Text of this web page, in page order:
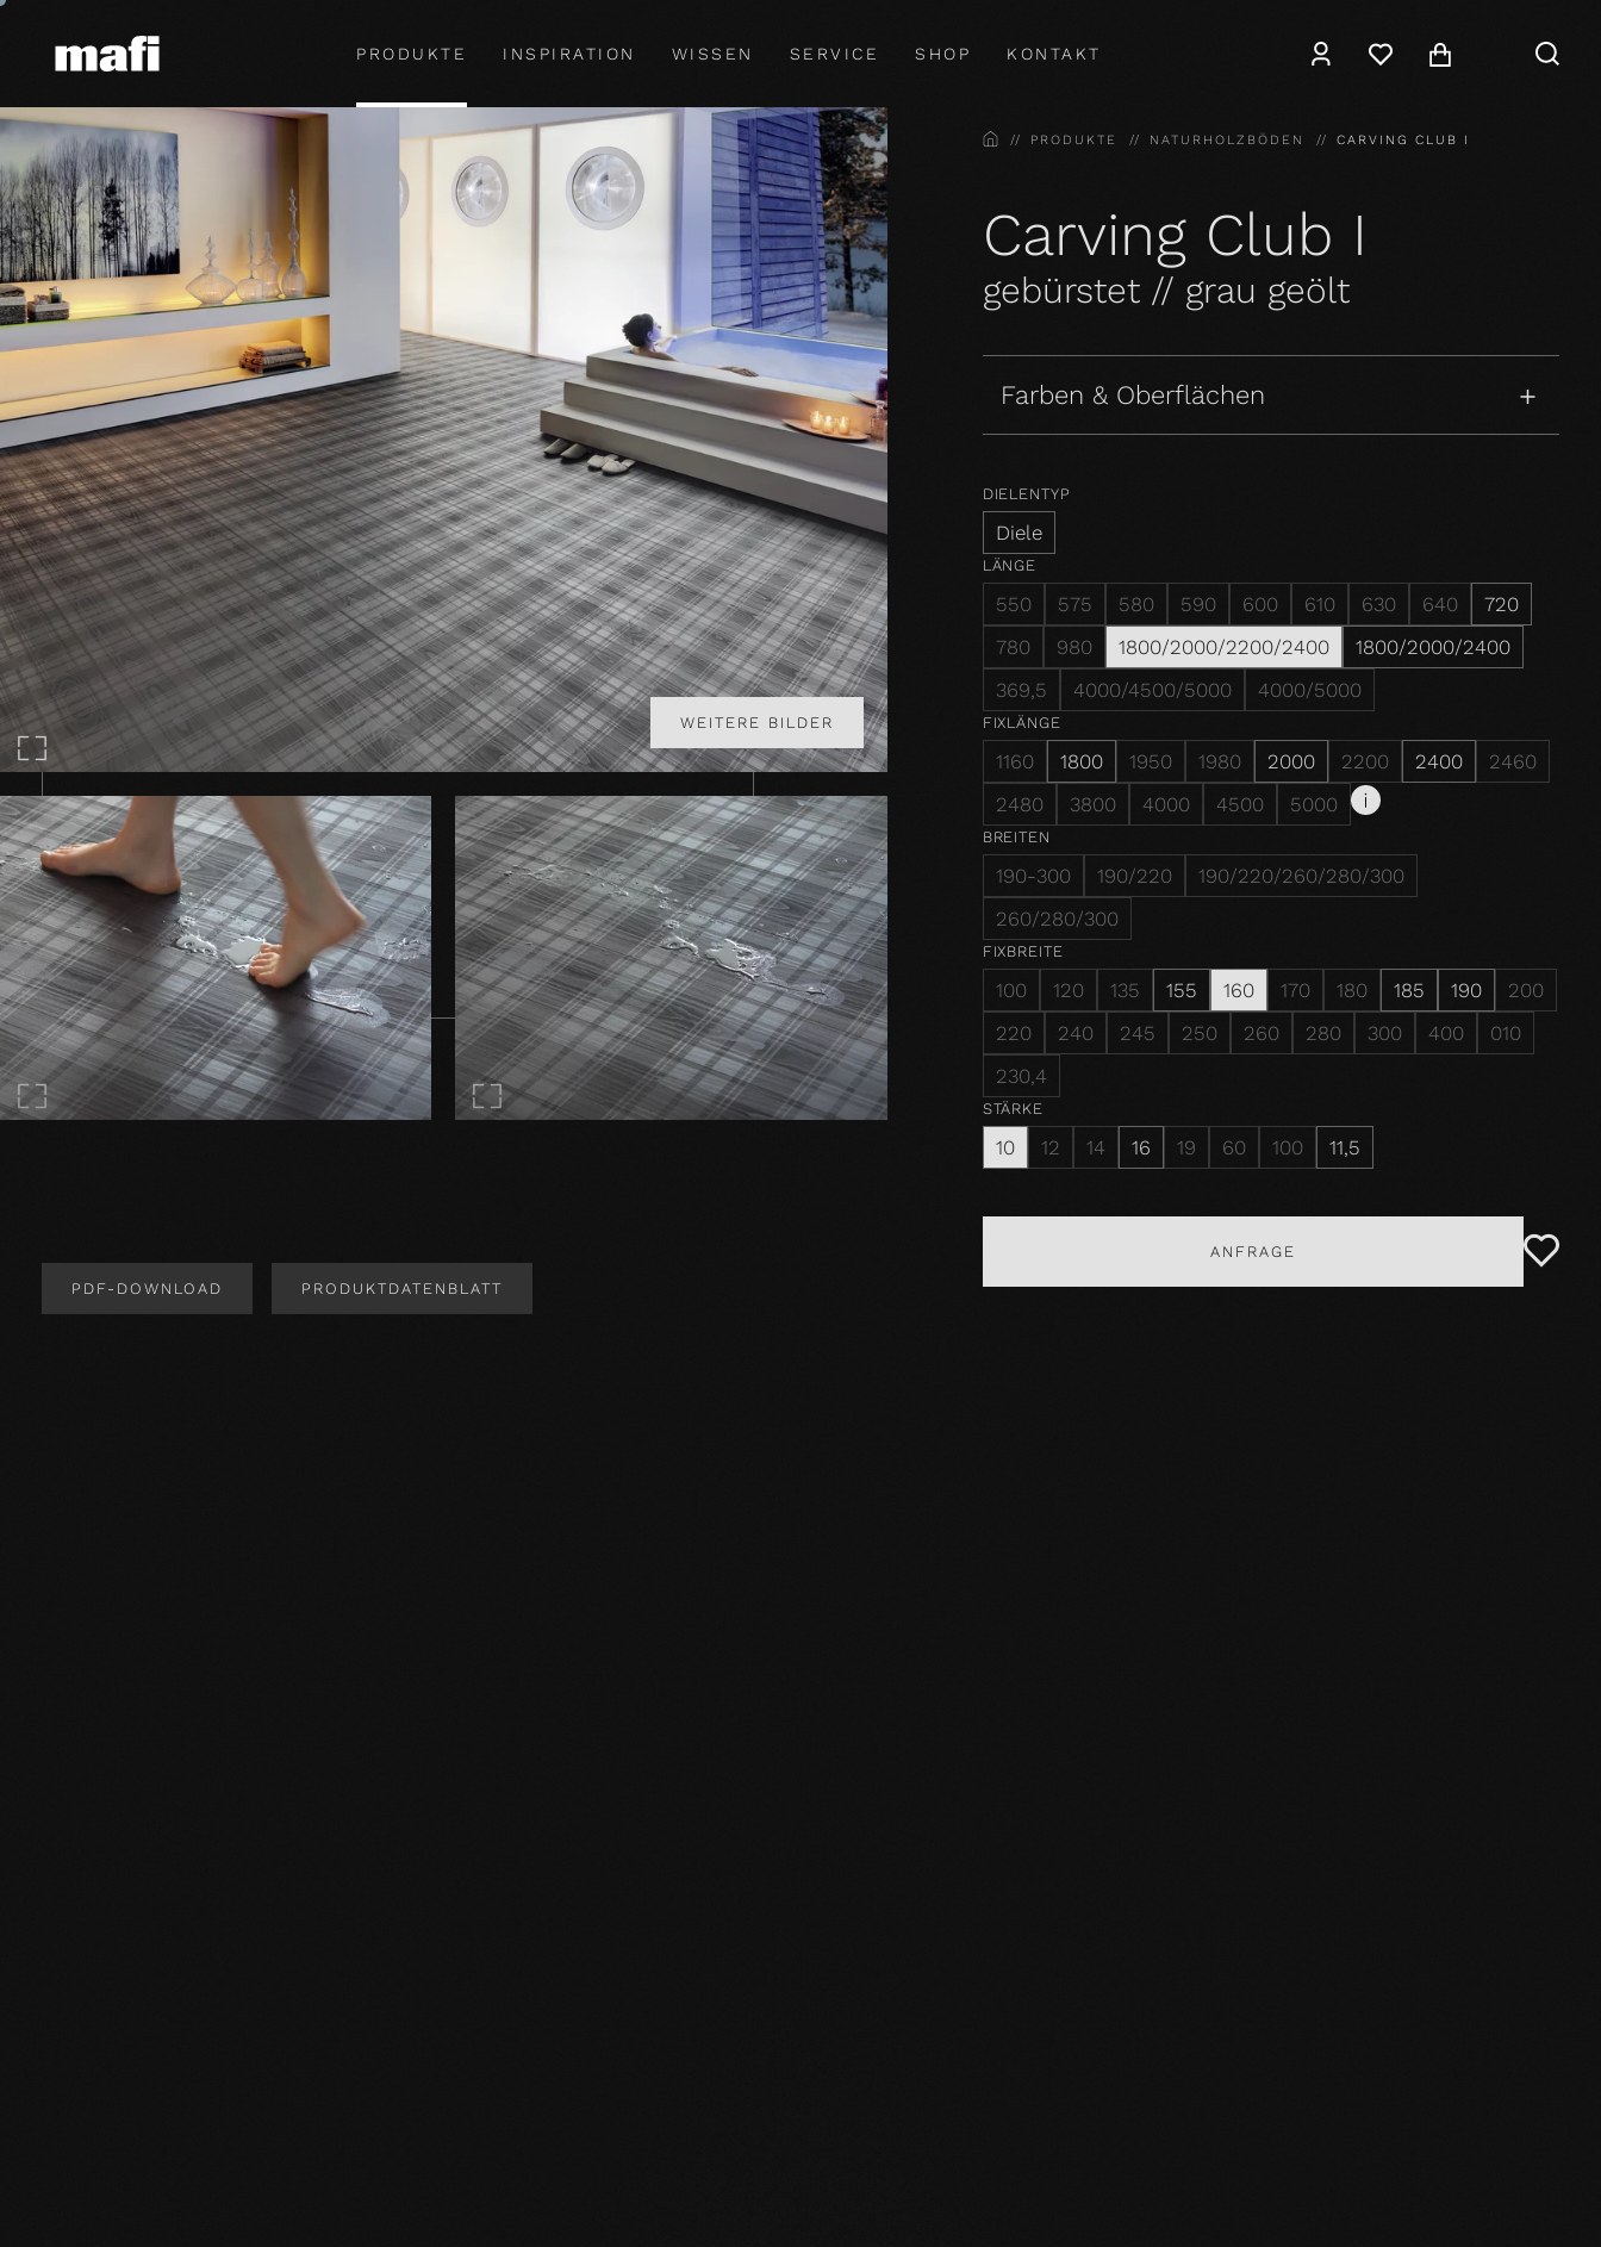
PRODUKTE INSPIRATION WISSEN SERVICE SHOP KONTAKT
WEITERE BILDER
PDF-DOWNLOAD PRODUKTDATENBLATT
HOMEPRODUKTE NATURHOLZBÖDEN CARVING CLUB I
Carving Club I
gebürstet // grau geölt
Farben & Oberflächen
DIELENTYP
Diele
LÄNGE
550 575 580 590 600 610 630 640
720
780
980 1800/2000/2200/2400
1800/2000/2400
369,5
4000/4500/5000 4000/5000
FIXLÄNGE
1160 1800 1950 1980 2000 2200 2400
2460
2480
3800 4000 4500 5000
BREITEN
190-300 190/220
190/220/260/280/300
260/280/300
FIXBREITE
100 120 135 155 160 170 180 185 190
200
220
240 245 250 260 280 300 400
010
230,4
STÄRKE
10 12 14 16 19 60 100 11,5
ANFRAGE